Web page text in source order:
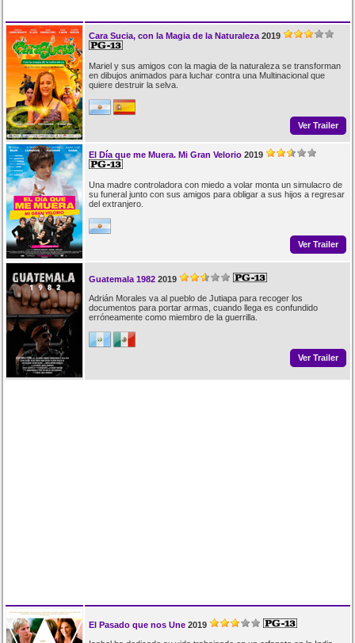
Cara Sucia, con la Magia de la Naturaleza 2019
Mariel y sus amigos con la magia de la naturaleza se transforman
en dibujos animados para luchar contra una Multinacional que
quiere destruir la selva.
Ver Trailer
El Día que me Muera. Mi Gran Velorio 2019
Una madre controladora con miedo a volar monta un simulacro de
su funeral junto con sus amigos para obligar a sus hijos a regresar
del extranjero.
Ver Trailer
Guatemala 1982 2019
Adrián Morales va al pueblo de Jutiapa para recoger los
documentos para portar armas, cuando llega es confundido
erróneamente como miembro de la guerrilla.
Ver Trailer
El Pasado que nos Une 2019